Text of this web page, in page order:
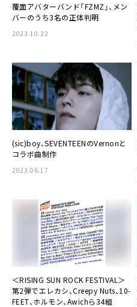
覆面アバターバンド「FZMZ」、メン
バーのうち3名の正体判明
2023.10.22
(sic)boy、SEVENTEENのVernonと
コラボ曲制作
2023.06.17
＜RISING SUN ROCK FESTIVAL＞
第2弾でエレカシ、Creepy Nuts、10-
FEET、ホルモン、Awichら34組